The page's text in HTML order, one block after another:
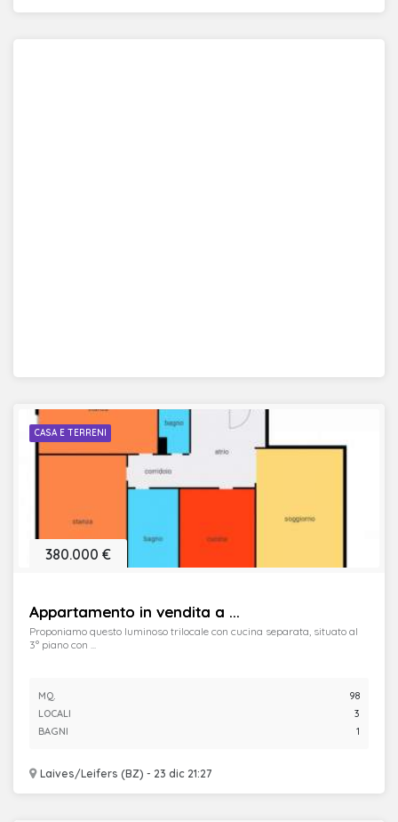
CASA E TERRENI
Appartamento in vendita a ...
Laives/Leifers (BZ) - 23 dic 21:27
380.000 €
Proponiamo questo luminoso trilocale con cucina separata, situato al
3° piano con ...
MQ.
98
LOCALI
3
BAGNI
1